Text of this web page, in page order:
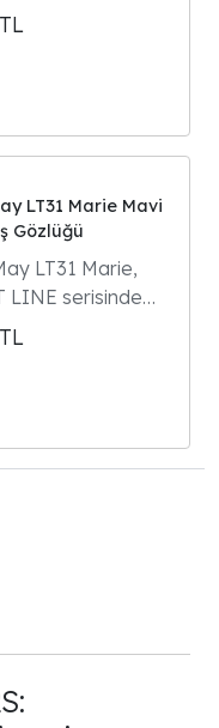
formlu
gözlüğüdür.
özel
TL
LT31 Marie Mavi
Gözlüğü
LT31 Marie,
LINE serisinde
formlu
gözlüğüdür.
özel
TL